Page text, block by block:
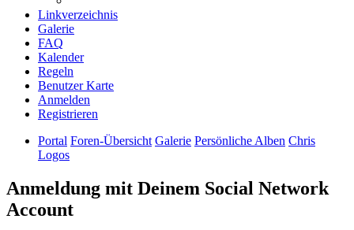
Linkverzeichnis
Galerie
FAQ
Kalender
Regeln
Benutzer Karte
Anmelden
Registrieren
Portal Foren-Übersicht Galerie Persönliche Alben Chris
Logos
Anmeldung mit Deinem Social Network
Account